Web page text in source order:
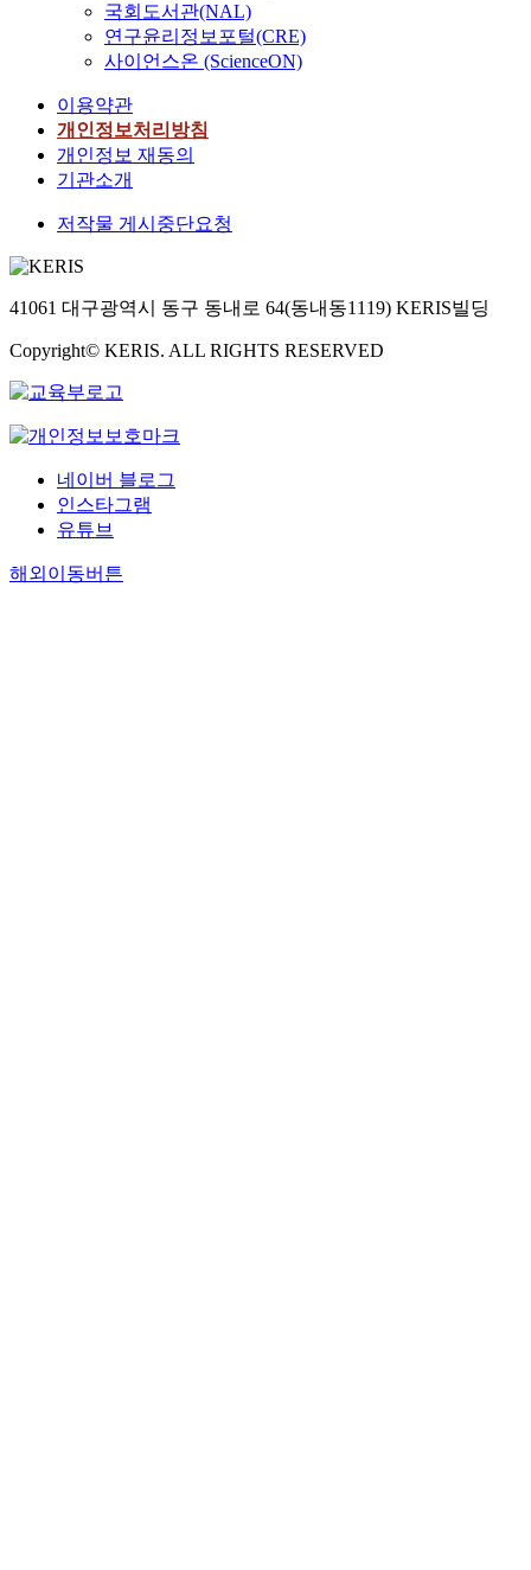
국회도서관(NAL)
연구윤리정보포털(CRE)
사이언스온 (ScienceON)
이용약관
개인정보처리방침
개인정보 재동의
기관소개
저작물 게시중단요청
41061 대구광역시 동구 동내로 64(동내동1119) KERIS빌딩
Copyright© KERIS. ALL RIGHTS RESERVED
네이버 블로그
인스타그램
유튜브
해외이동버튼